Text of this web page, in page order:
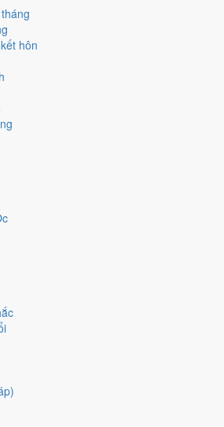
hôn
hay xấu cho việc gì?
chênh nhau như bảng dưới.